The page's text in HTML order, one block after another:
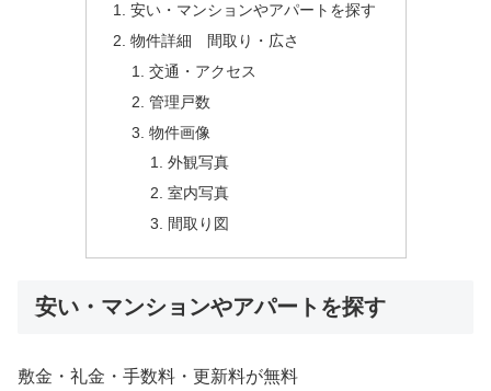
安い・マンションやアパートを探す
物件詳細 間取り・広さ
交通・アクセス
管理戸数
物件画像
外観写真
室内写真
間取り図
安い・マンションやアパートを探す
敷金・礼金・手数料・更新料が無料